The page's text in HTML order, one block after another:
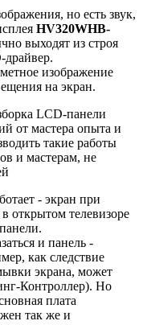
но есть звук,
HV320WHB-
выходят из строя
изображение
на экран.
LCD-панели
от мастера опыта и
такие работы
и мастерам, не
- экран при
открытом телевизоре
и панель -
как следствие
экрана, может
Контроллер). Но
плата
так же и